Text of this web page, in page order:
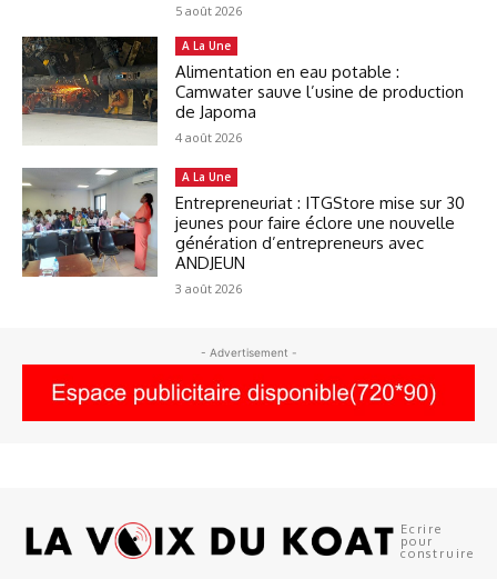
5 août 2026
A La Une
Alimentation en eau potable :
Camwater sauve l’usine de production
de Japoma
4 août 2026
A La Une
Entrepreneuriat : ITGStore mise sur 30
jeunes pour faire éclore une nouvelle
génération d’entrepreneurs avec
ANDJEUN
3 août 2026
- Advertisement -
Ecrire
pour
construire